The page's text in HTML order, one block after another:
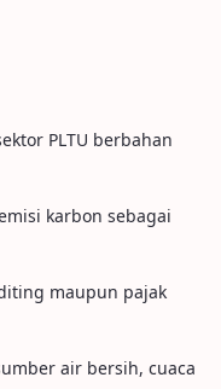
PLTU berbahan
karbon sebagai
maupun pajak
air bersih, cuaca